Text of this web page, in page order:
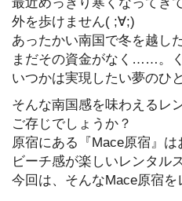
外を歩けません( ;∀;)
あったかい南国で冬を越し
まだその資金がなく……。く
いつかは実現したい夢のひ
そんな南国感を味わえるレ
ご存じでしょうか？
原宿にある『Mace原宿』は
ビーチ感が楽しいレンタル
今回は、そんなMace原宿